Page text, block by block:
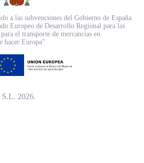
a las subvenciones del Gobierno de España
Europeo de Desarrollo Regional para las
el transporte de mercancías en
hacer Europa”
2026.